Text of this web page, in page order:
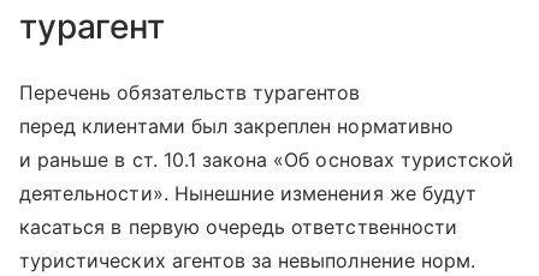
турагент
Перечень обязательств турагентов
перед клиентами был закреплен нормативно
и раньше в ст. 10.1 закона «Об основах туристской
деятельности». Нынешние изменения же будут
касаться в первую очередь ответственности
туристических агентов за невыполнение норм.